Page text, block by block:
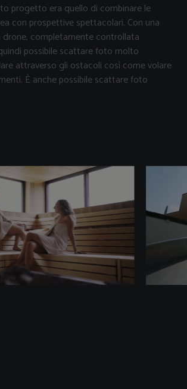
progetto era quello di combinare le
con prospettive spettacolari. Con una
completamente controllata
possibile scattare foto molto
attraverso gli ostacoli così come volare
È anche possibile scattare foto